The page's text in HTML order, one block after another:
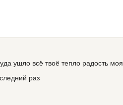
ушло всё твоё тепло радость моя
раз